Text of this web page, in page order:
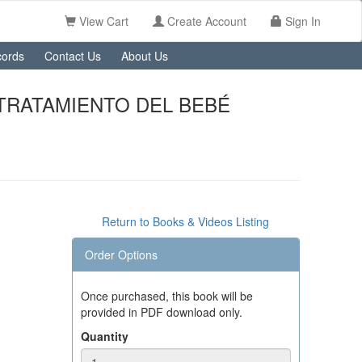
View Cart Create Account Sign In
Contact Us About Us
DEL BEBÉ
Return to Books & Videos Listing
Order Options
Once purchased, this book will be
provided in PDF download only.
Quantity